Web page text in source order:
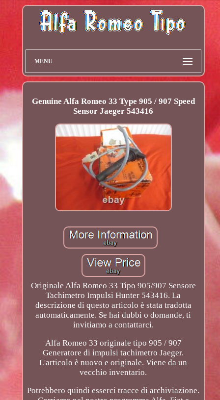
MENU
Genuine Alfa Romeo 33 Type 905 / 907 Speed
Sensor Jaeger 543416
Originale Alfa Romeo 33 Tipo 905/907 Sensore
Tachimetro Impulsi Hunter 543416. La
descrizione di questo articolo è stata tradotta
automaticamente. Se hai dubbi o domande, ti
invitiamo a contattarci.
Alfa Romeo 33 originale tipo 905 / 907
Generatore di impulsi tachimetro Jaeger.
L'articolo è nuovo e originale. Viene da un
vecchio inventario.
Potrebbero quindi esserci tracce di archiviazione.